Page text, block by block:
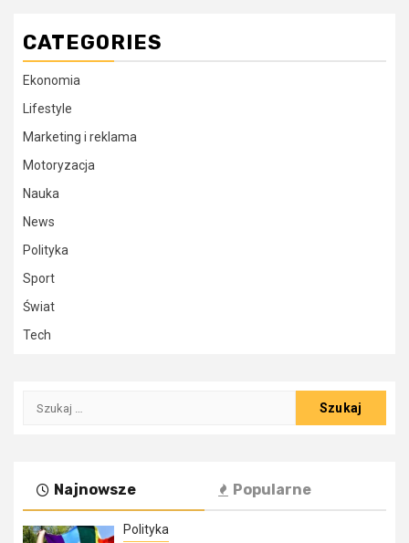
CATEGORIES
Ekonomia
Lifestyle
Marketing i reklama
Motoryzacja
Nauka
News
Polityka
Sport
Świat
Tech
Szukaj:
Najnowsze Popularne
Polityka